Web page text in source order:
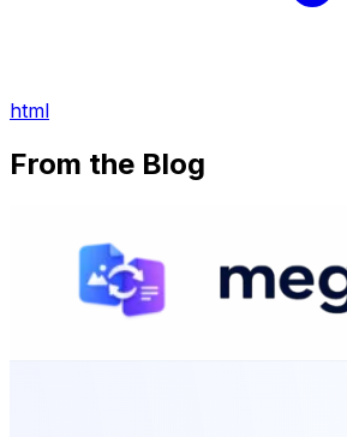
html
From the Blog